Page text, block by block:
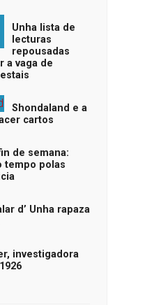
Unha lista de
lecturas
repousadas
a vaga de
Shondaland e a
cartos
de semana:
tempo polas
d’ Unha rapaza
investigadora